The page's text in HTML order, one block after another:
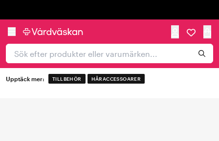
Upptäck mer: TILLBEHÖR HÅRACCESSOARER